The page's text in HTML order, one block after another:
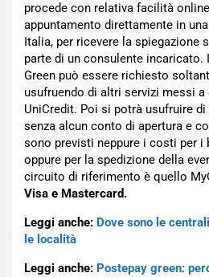
procede con relativa facilità
appuntamento direttamente in
Italia, per ricevere la spiegazione
parte di un consulente incaricato.
Green può essere richiesto
usufruendo di altri servizi messi
UniCredit. Poi si potrà usufruire
senza alcun conto di apertura e
sono previsti neppure i costi per i
oppure per la spedizione della
circuito di riferimento è quello
Visa e Mastercard.
Leggi anche: Dove sono le
le località
Leggi anche: Postepay green: